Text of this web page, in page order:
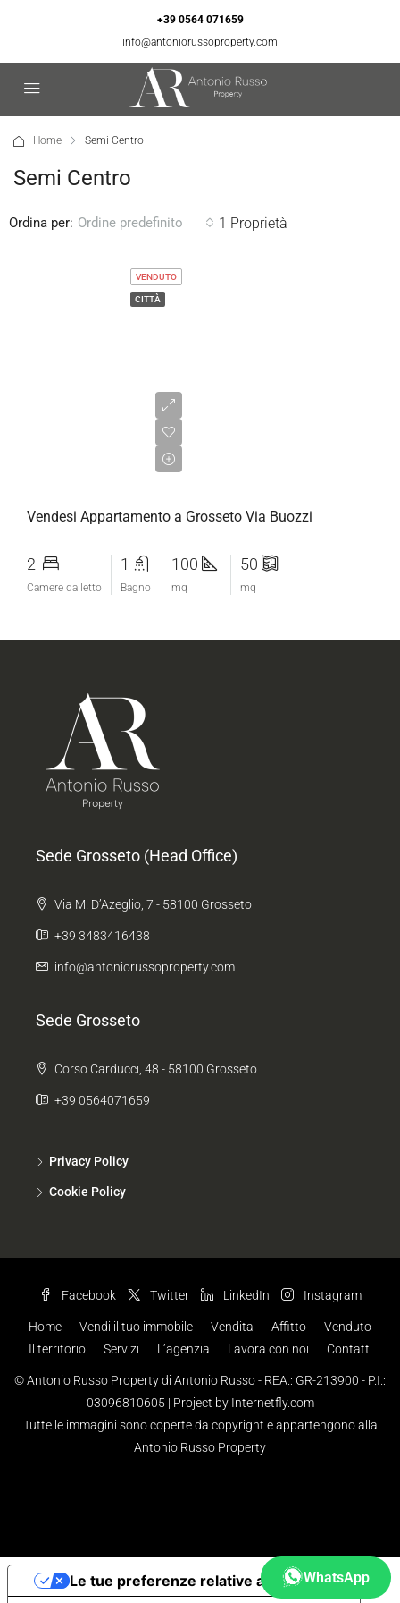
+39 0564 071659
info@antoniorussoproperty.com
Home Semi Centro
Semi Centro
1 Proprietà
Ordina per: Ordine predefinito
VENDUTO
CITTÀ
Vendesi Appartamento a Grosseto Via Buozzi
2
Camere da letto
1
Bagno
100
mq
50
mq
Sede Grosseto (Head Office)
Via M. D’Azeglio, 7 - 58100 Grosseto
+39 3483416438
info@antoniorussoproperty.com
Sede Grosseto
Corso Carducci, 48 - 58100 Grosseto
+39 0564071659
Privacy Policy
Cookie Policy
Facebook Twitter LinkedIn Instagram
Home Vendi il tuo immobile Vendita Affitto
Venduto
Il territorio
Servizi L’agenzia Lavora con noi Contatti
© Antonio Russo Property di Antonio Russo - REA.: GR-213900 - P.I.:
03096810605 | Project by Internetfly.com
Tutte le immagini sono coperte da copyright e appartengono alla
Antonio Russo Property
WhatsApp
Le tue preferenze relative alla privacy